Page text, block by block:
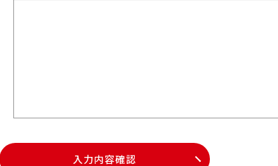
入力内容確認